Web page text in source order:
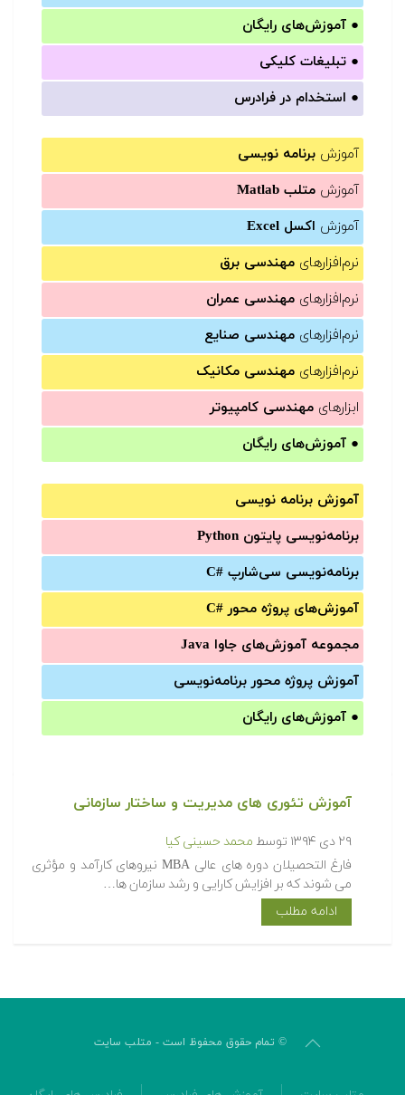
● آموزش‌های رایگان
● تبلیغات کلیکی
● استخدام در فرادرس
آموزش برنامه نویسی
آموزش متلب Matlab
آموزش اکسل Excel
نرم‌افزارهای مهندسی برق
نرم‌افزارهای مهندسی عمران
نرم‌افزارهای مهندسی صنایع
نرم‌افزارهای مهندسی مکانیک
ابزارهای مهندسی کامپیوتر
● آموزش‌های رایگان
آموزش برنامه نویسی
برنامه‌نویسی پایتون Python
برنامه‌‌نویسی سی‌شارپ C#‎
آموزش‌های پروژه محور #C
مجموعه آموزش‌های جاوا Java
آموزش‌ پروژه محور برنامه‌نویسی
● آموزش‌های رایگان
آموزش تئوری های مدیریت و ساختار سازمانی
۲۹ دی ۱۳۹۴ توسط محمد حسینی کیا
فارغ التحصیلان دوره های عالی MBA نیروهای کارآمد و مؤثری
می شوند که بر افزایش کارایی و رشد سازمان ها…
ادامه مطلب
© تمام حقوق محفوظ است - متلب سایت